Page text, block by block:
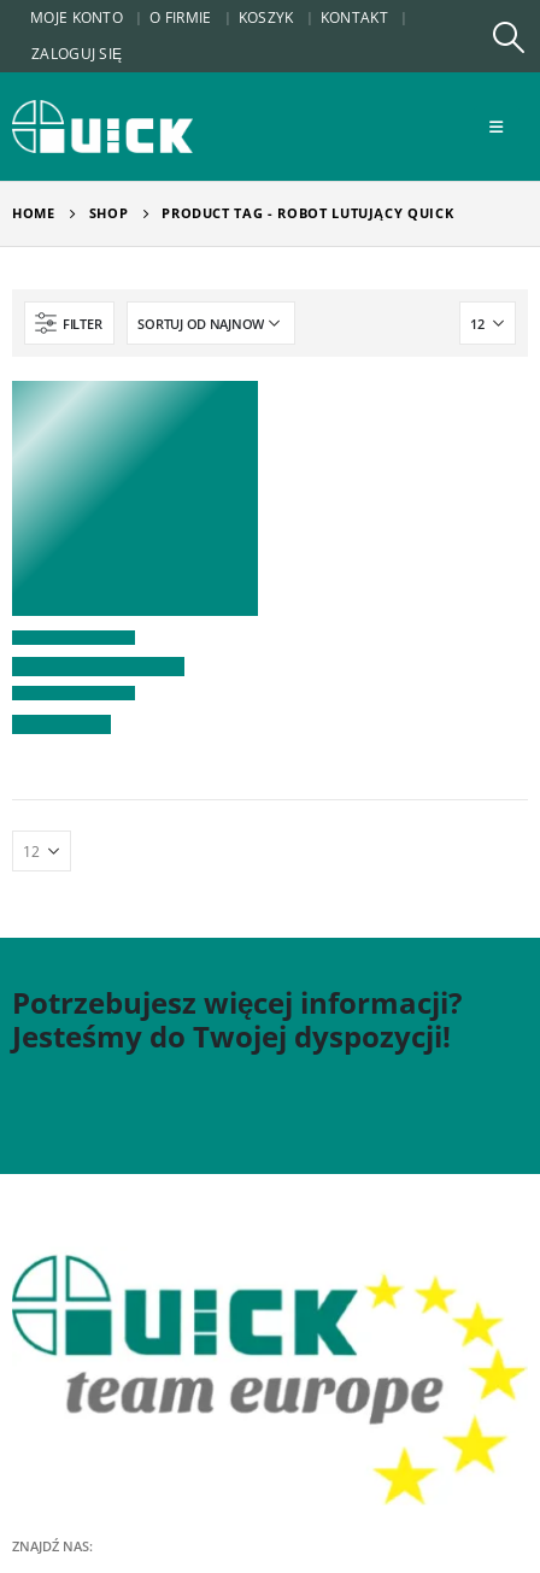
MOJE KONTO O FIRMIE KOSZYK
KONTAKT
ZALOGUJ SIĘ
HOME SHOP PRODUCT TAG - ROBOT LUTUJĄCY QUICK
FILTER
Potrzebujesz więcej informacji?
Jesteśmy do Twojej dyspozycji!
ZNAJDŹ NAS: